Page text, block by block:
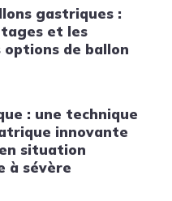
gastriques :
et les
options de ballon
: une technique
innovante
situation
à sévère